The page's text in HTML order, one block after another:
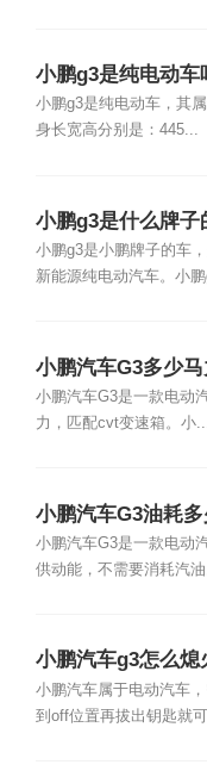
小鹏g3是纯电动车
小鹏g3是纯电动车，其
身长宽高分别是：445...
小鹏g3是什么牌子
小鹏g3是小鹏牌子的车
新能源纯电动汽车。小
小鹏汽车G3多少马
小鹏汽车G3是一款电动
力，匹配cvt变速箱。小
小鹏汽车G3油耗
小鹏汽车G3是一款电动
供动能，不需要消耗汽
小鹏汽车g3怎么熄
小鹏汽车属于电动汽车
到off位置再拔出钥匙就可